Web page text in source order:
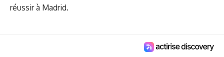
réussir à Madrid.